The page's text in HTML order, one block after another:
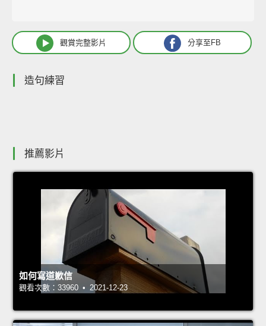
觀賞完整影片 分享至FB
造句練習
推薦影片
如何寫道歉信
觀看次數：33960 • 2021-12-23